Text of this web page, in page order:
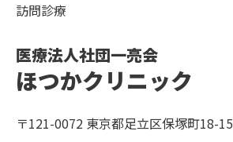
訪問診療
医療法人社団一亮会
ほつかクリニック
〒121-0072 東京都足立区保塚町18-15